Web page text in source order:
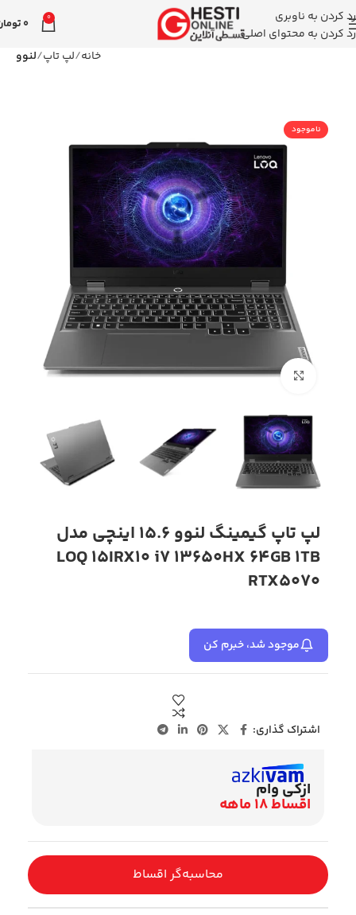
رد کردن به ناوبری
رد کردن به محتوای اصلی
0
0
خانه لپ تاپ لنوو
ناموجود
بزرگنمایی تصویر
لپ تاپ گیمینگ لنوو 15.6 اینچی مدل
LOQ 15IRX10 i7 13650HX 64GB 1TB
RTX5070
موجود شد، خبرم کن
اشتراک گذاری:
ازکی وام
اقساط 18 ماهه
محاسبه‌گر اقساط